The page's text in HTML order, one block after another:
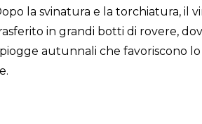
la svinatura e la torchiatura,
in grandi botti di rovere,
autunnali che